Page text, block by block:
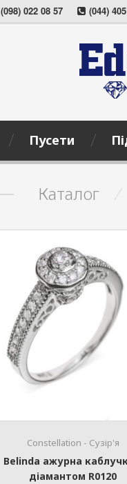
(098) 022 08 57 (044)
Пусети
Каталог /
Constellation - Сузір'я
Belinda ажурна
діамантом R0120